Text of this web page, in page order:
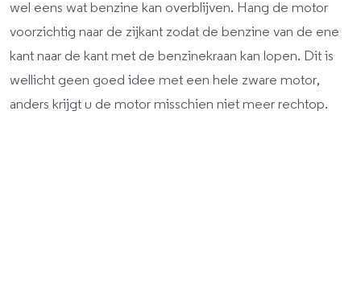
wel eens wat benzine kan overblijven. Hang de motor
voorzichtig naar de zijkant zodat de benzine van de ene
kant naar de kant met de benzinekraan kan lopen. Dit is
wellicht geen goed idee met een hele zware motor,
anders krijgt u de motor misschien niet meer rechtop.